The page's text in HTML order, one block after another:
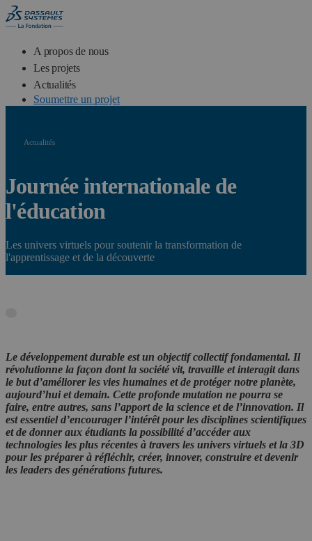
A propos de nous
Les projets
Actualités
Soumettre un projet
Actualités
Journée internationale de
l'éducation
Les univers virtuels pour soutenir la transformation de
l'apprentissage et de la découverte
Le développement durable est un objectif collectif fondamental. Il
révolutionne la façon dont la société vit, travaille et interagit dans
le but d’améliorer les vies humaines et de protéger notre planète,
aujourd’hui et demain. Cette profonde mutation ne pourra se
faire, entre autres, sans l’apport de la science et de l’innovation. Il
est essentiel d’encourager l’intérêt pour les disciplines scientifiques
et de donner aux étudiants la possibilité d’accéder aux
technologies les plus récentes à travers les univers virtuels et la 3D
pour les préparer à réfléchir, créer, innover, construire et devenir
les leaders des générations futures.